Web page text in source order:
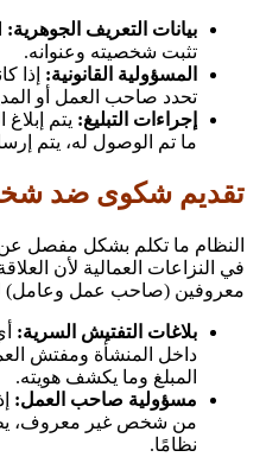
بيانات التعريف الجوهرية:
تثبت شخصيته وعنوانه.
المسؤولية القانونية:إذا
تحدد صاحب العمل أو
إجراءات التبليغ:يتم
ما تم الوصول له، يتم
تقديم شكوى ضد
النظام ما تكلم بشكل
في النزاعات العمالية لأن
معروفين (صاحب عمل وعامل)
بلاغات التفتيش السرية:
داخل المنشأة ومفتش
المبلغ وما يكشف هويته.
مسؤولية صاحب العمل:
من شخص غير معروف،
نظامًا.